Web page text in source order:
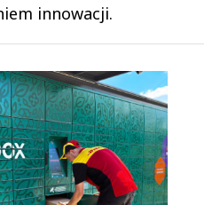
innowacji.